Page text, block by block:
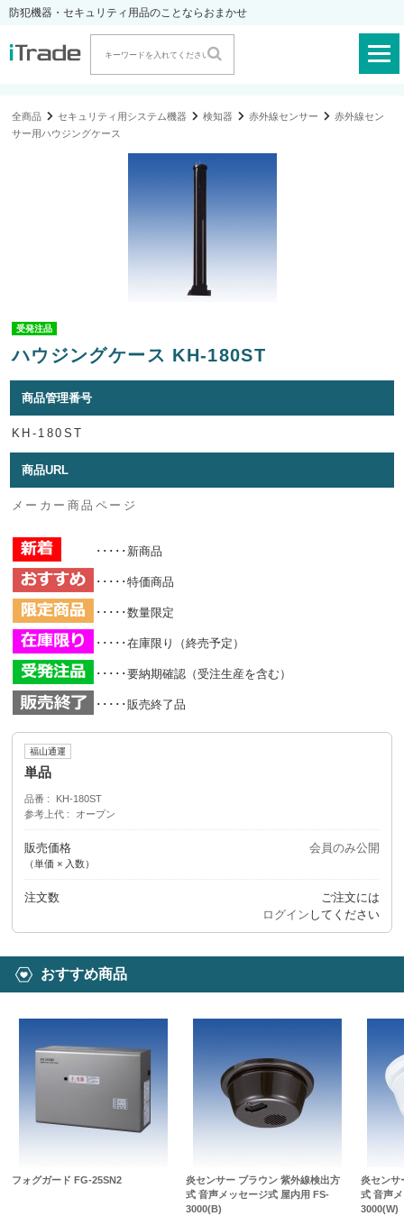
防犯機器・セキュリティ用品のことならおまかせ
全商品 セキュリティ用システム機器 検知器 赤外線センサー
赤外線セン
サー用ハウジングケース
受発注品
ハウジングケース KH-180ST
商品管理番号
KH-180ST
商品URL
メーカー商品ページ
･････新商品
･････特価商品
･････数量限定
･････在庫限り（終売予定）
･････要納期確認（受注生産を含む）
･････販売終了品
福山通運
単品
品番
KH-180ST
参考上代
オープン
販売価格
（単価 × 入数）
会員のみ公開
注文数
ご注文には
ログイン してください
おすすめ商品
フォグガード FG-25SN2
炎センサー ブラウン 紫外線検出方
式 音声メッセージ式 屋内用 FS-
3000(B)
炎センサ
式 音声
3000(W)